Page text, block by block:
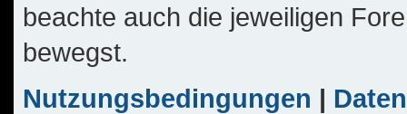
beachte auch die jeweiligen
bewegst.
Nutzungsbedingungen |